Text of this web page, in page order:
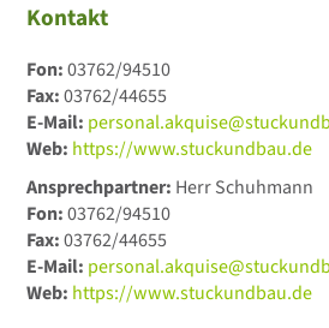
Kontakt
Fon:03762/94510
Fax:03762/44655
E-Mail:
Web: https://www.stuckundbau.de
Ansprechpartner: Herr Schuhmann
Fon:03762/94510
Fax:03762/44655
E-Mail:
Web: https://www.stuckundbau.de